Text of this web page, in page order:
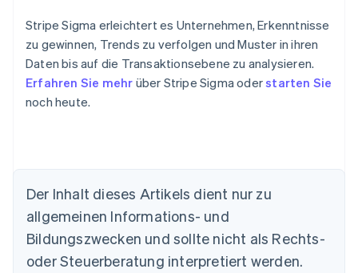
Stripe Sigma erleichtert es Unternehmen, Erkenntnisse
zu gewinnen, Trends zu verfolgen und Muster in ihren
Daten bis auf die Transaktionsebene zu analysieren.
Erfahren Sie mehr über Stripe Sigma oderstarten Sie
noch heute.
Der Inhalt dieses Artikels dient nur zu
allgemeinen Informations- und
Bildungszwecken und sollte nicht als Rechts-
oder Steuerberatung interpretiert werden.
Australien
English